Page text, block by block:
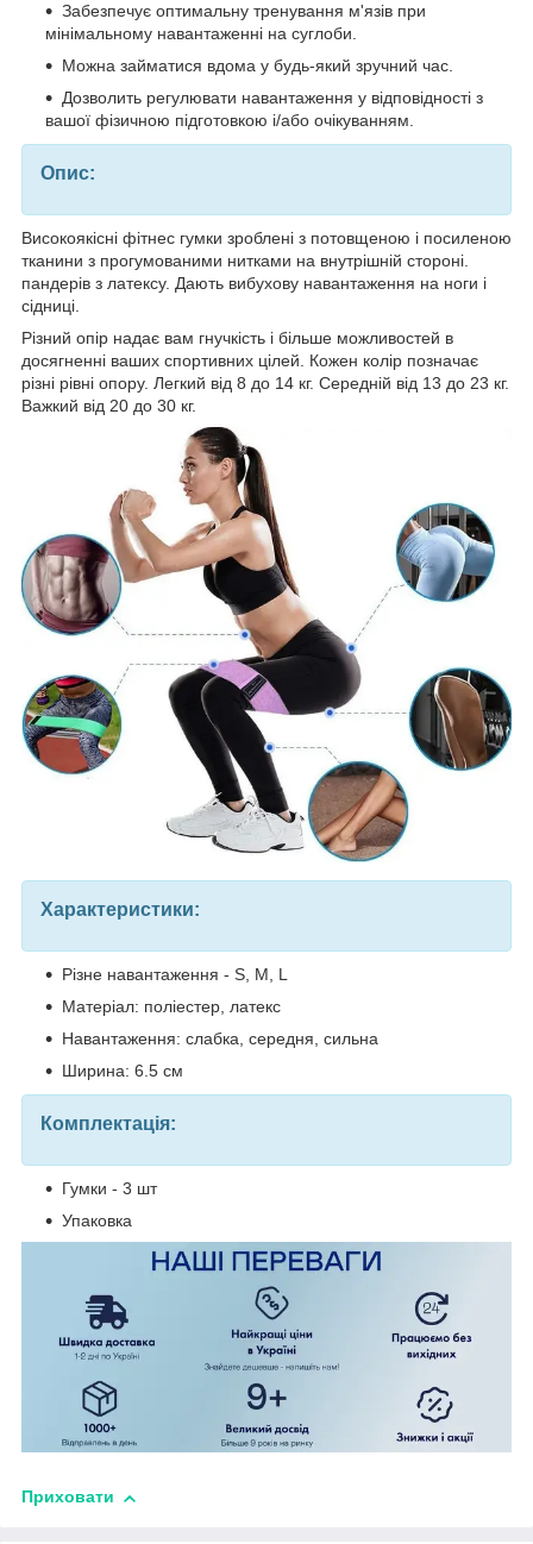
Забезпечує оптимальну тренування м'язів при
мінімальному навантаженні на суглоби.
Можна займатися вдома у будь-який зручний час.
Дозволить регулювати навантаження у відповідності з
вашої фізичною підготовкою і/або очікуванням.
Опис:
Високоякісні фітнес гумки зроблені з потовщеною і посиленою
тканини з прогумованими нитками на внутрішній стороні.
пандерів з латексу. Дають вибухову навантаження на ноги і
сідниці.
Різний опір надає вам гнучкість і більше можливостей в
досягненні ваших спортивних цілей. Кожен колір позначає
різні рівні опору. Легкий від 8 до 14 кг. Середній від 13 до 23 кг.
Важкий від 20 до 30 кг.
Характеристики:
Різне навантаження - S, M, L
Матеріал: поліестер, латекс
Навантаження: слабка, середня, сильна
Ширина: 6.5 см
Комплектація:
Гумки - 3 шт
Упаковка
Приховати